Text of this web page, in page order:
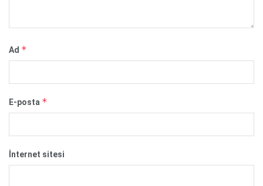
Ad *
E-posta *
İnternet sitesi